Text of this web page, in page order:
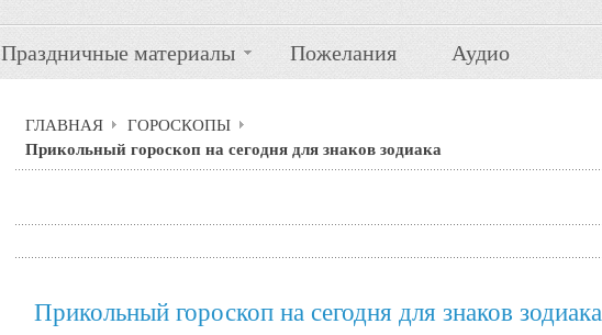
Праздничные материалы Пожелания Аудио
ГЛАВНАЯ ГОРОСКОПЫ
Прикольный гороскоп на сегодня для знаков зодиака
Прикольный гороскоп на сегодня для знаков зодиака